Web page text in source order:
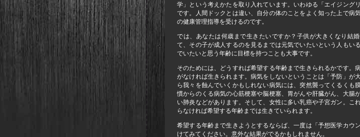
学」という考えかたを取り入れています。いわゆる「エイジング
です。人間ドックとは違い、自分の体のことをよく知った上で病
の健康管理指導を受けるのです。
では、あなたは何歳まで生きたいですか？子供が大きくなり結
て、その子が成人するのを見るまでは元気でいたいという人もい
でいたいと思う年齢に目標を持つことも大事です。
そのためには、どうすれば希望する年齢まで生きられるかです。
がなければ生きられます。病気をしないということは「予防」が
ら我々を蝕んでいくかもしれない病気には、突然襲ってくるくも
慣からのくる病気の心筋梗塞や脳梗塞、胃がんや肝臓がん、大腸
い肺炎などがあります。そして、女性に多い乳癌や子宮ガン。こ
らなければ希望する年齢までは生きていられます。
希望する年齢まで生きようとするならば、一度は「予想医学カウ
けてみてください。意外な結果がでるかもしれません。